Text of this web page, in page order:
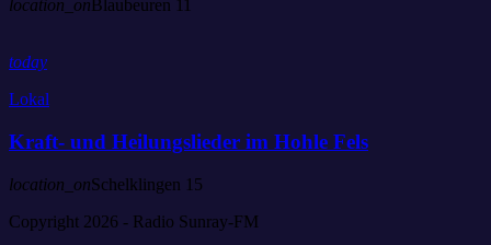
location_on Blaubeuren 11
today
Lokal
Kraft- und Heilungslieder im Hohle Fels
location_onSchelklingen 15
Copyright 2026 - Radio Sunray-FM